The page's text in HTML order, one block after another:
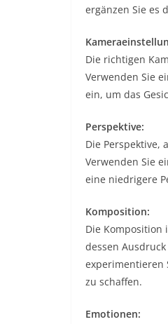
ergänzen Sie es
Die richtigen
Verwenden Sie
ein, um das
Perspektive:
Die Perspektive,
Verwenden Sie
eine niedrigere
Komposition:
Die Komposition
dessen
experimentieren
zu schaffen.
Emotionen: